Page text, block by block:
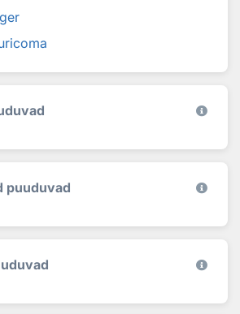
puuduvad